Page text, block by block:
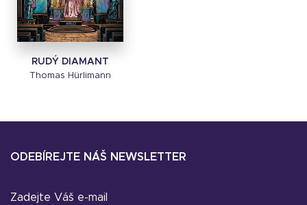
RUDÝ DIAMANT
Thomas Hürlimann
ODEBÍREJTE NÁŠ NEWSLETTER
Zadejte Váš e-mail